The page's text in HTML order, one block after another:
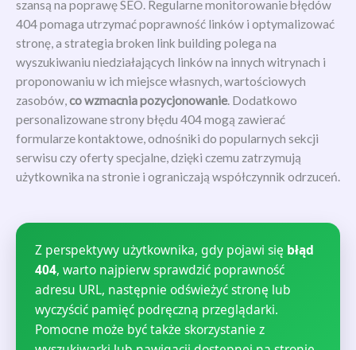
szansą na poprawę SEO. Regularne monitorowanie błędów
404 pomaga utrzymać poprawność linków i optymalizować
stronę, a strategia broken link building polega na
wyszukiwaniu niedziałających linków na innych witrynach i
proponowaniu w ich miejsce własnych, wartościowych
zasobów, co wzmacnia pozycjonowanie. Dodatkowo
personalizowane strony błędu 404 mogą zawierać
formularze kontaktowe, odnośniki do popularnych sekcji
serwisu czy oferty specjalne, dzięki czemu zatrzymują
użytkownika na stronie i ograniczają współczynnik odrzuceń.
Z perspektywy użytkownika, gdy pojawi się błąd
404, warto najpierw sprawdzić poprawność
adresu URL, następnie odświeżyć stronę lub
wyczyścić pamięć podręczną przeglądarki.
Pomocne może być także skorzystanie z